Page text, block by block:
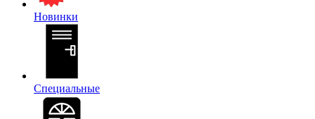
Новинки
Специальные